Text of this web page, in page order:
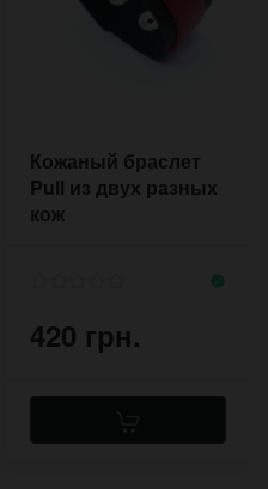
Кожаный браслет
Pull из двух разных
кож
420 грн.